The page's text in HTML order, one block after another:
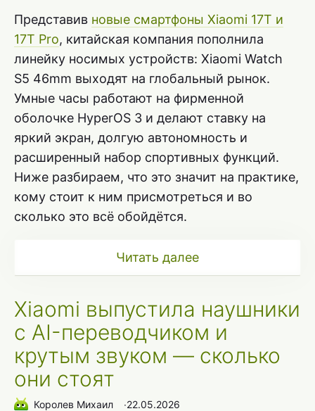
Представив новые смартфоны Xiaomi 17T и
17T Pro, китайская компания пополнила
линейку носимых устройств: Xiaomi Watch
S5 46mm выходят на глобальный рынок.
Умные часы работают на фирменной
оболочке HyperOS 3 и делают ставку на
яркий экран, долгую автономность и
расширенный набор спортивных функций.
Ниже разбираем, что это значит на практике,
кому стоит к ним присмотреться и во
сколько это всё обойдётся.
Читать далее
Xiaomi выпустила наушники
с AI-переводчиком и
крутым звуком — сколько
они стоят
Королев Михаил ∙22.05.2026